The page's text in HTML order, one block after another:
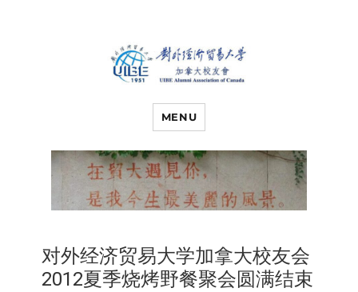
对外经济贸易
大学加拿大校
友会
MENU
对外经济贸易大学加拿大校友会
2012夏季烧烤野餐聚会圆满结束